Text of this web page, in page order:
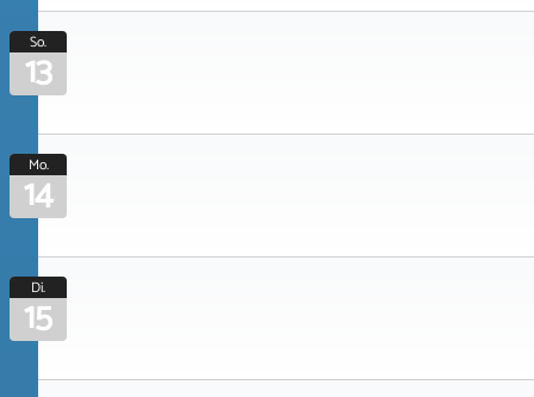
So.
13
Mo.
14
Di.
15